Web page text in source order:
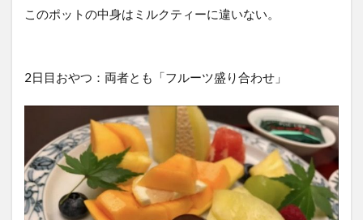
このポットの中身はミルクティーに違いない。
2日目おやつ：両者とも「フルーツ盛り合わせ」